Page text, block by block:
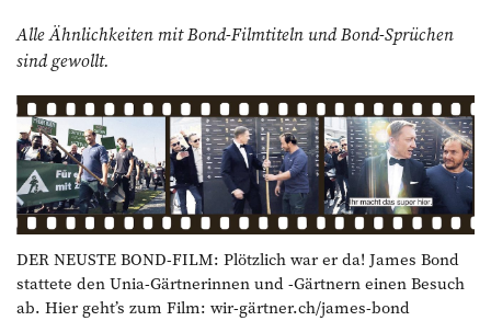
Alle Ähnlichkeiten mit Bond-Filmtiteln und Bond-Sprüchen
sind gewollt.
DER NEUSTE BOND-FILM: Plötzlich war er da! James Bond
stattete den Unia-Gärtnerinnen und -Gärtnern einen Besuch
ab. Hier geht’s zum Film: wir-gärtner.ch/james-bond